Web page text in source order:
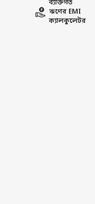
ব্যক্তিগত
ঋণের EMI
ক্যালকুলেটর